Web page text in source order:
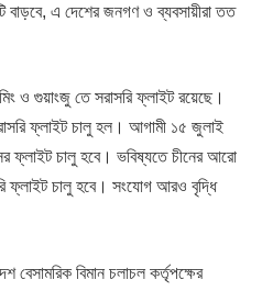
বাড়বে, এ দেশের জনগণ ও ব্যবসায়ীরা তত
ও গুয়াংজু তে সরাসরি ফ্লাইট রয়েছে।
ফ্লাইট চালু হল। আগামী ১৫ জুলাই
ফ্লাইট চালু হবে। ভবিষ্যতে চীনের আরো
ফ্লাইট চালু হবে। সংযোগ আরও বৃদ্ধি
বেসামরিক বিমান চলাচল কর্তৃপক্ষের